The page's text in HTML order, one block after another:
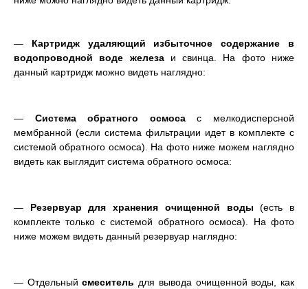
— Картридж удаляющий избыточное содержание в
водопроводной воде железаи свинца. На фото ниже
данный картридж можно видеть наглядно:
— Система обратного осмосас мелкодисперсной
мембранной (если система фильтрации идет в комплекте с
системой обратного осмоса). На фото ниже можем наглядно
видеть как выглядит система обратного осмоса:
— Резервуар для хранения очищенной воды (есть в
комплекте только с системой обратного осмоса). На фото
ниже можем видеть данный резервуар наглядно:
— Отдельныйсмеситель для вывода очищенной воды, как